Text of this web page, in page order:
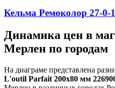
Кельма Ремоколор 27-0-
Динамика цен в
Мерлен по городам
На диаграме представлена
L'outil Parfait 200х80 мм